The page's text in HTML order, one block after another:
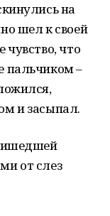
на
шел к своей
чувство, что
пальчиком –
и засыпал.
от слез